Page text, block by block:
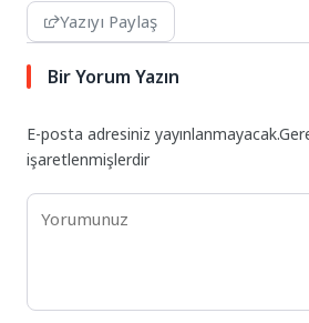
Yazıyı Paylaş
Bir Yorum Yazın
E-posta adresiniz yayınlanmayacak.
işaretlenmişlerdir